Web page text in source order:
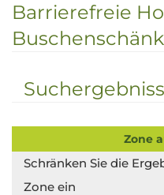
Barrierefreie
Zone
Schränken Sie die
Zone ein